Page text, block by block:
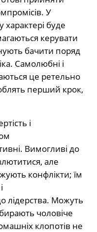
У
буде
керувати
бачити поряд
Самолюбні і
це ретельно
перший крок,
і
Вимогливі до
але
конфлікти; їм
лідерства. Можуть
чоловіче
клопотів не